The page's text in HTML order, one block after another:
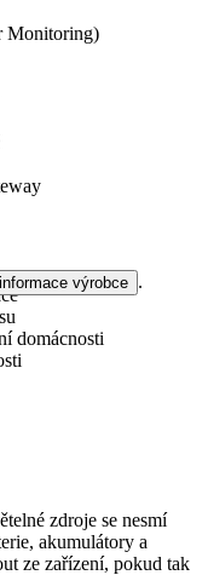
Monitoring)
domácnosti
informace výrobce .
zdroje se nesmí
akumulátory a
ze zařízení, pokud tak